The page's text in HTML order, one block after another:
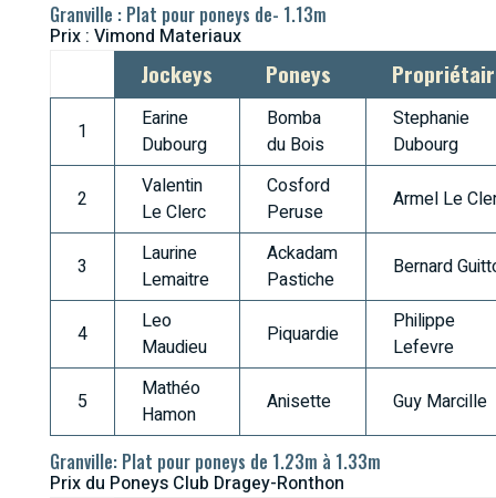
Granville : Plat pour poneys de- 1.13m
Prix : Vimond Materiaux
Jockeys Poneys
1
Earine
Dubourg
Bomba
du Bois
Stephanie
Dubourg
2
Valentin
Le Clerc
Cosford
Peruse
Armel Le
3
Laurine
Lemaitre
Ackadam
Pastiche
Bernard
4
Leo
Maudieu
Piquardie
Philippe
Lefevre
5
Mathéo
Hamon
Anisette Guy Marcille
Granville: Plat pour poneys de 1.23m à 1.33m
Prix du Poneys Club Dragey-Ronthon